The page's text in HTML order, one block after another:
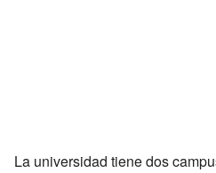
La universidad tiene dos